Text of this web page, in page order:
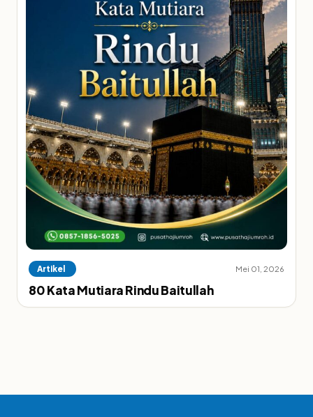
Artikel Mei 01, 2026
80 Kata Mutiara Rindu Baitullah